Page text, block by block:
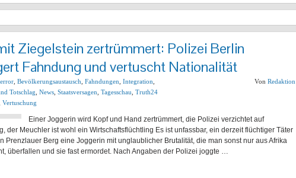
Ziegelstein zertrümmert: Polizei Berlin
Fahndung und vertuscht Nationalität
Bevölkerungsaustausch Fahndungen Integration
Totschlag News Staatsversagen Tagesschau Truth24
Vertuschung
Von Redaktion
Einer Joggerin wird Kopf und Hand zertrümmert, die Polizei verzichtet auf
der Meuchler ist wohl ein Wirtschaftsflüchtling Es ist unfassbar, ein derzeit flüchtiger Täter
Prenzlauer Berg eine Joggerin mit unglaublicher Brutalität, die man sonst nur aus Afrika
überfallen und sie fast ermordet. Nach Angaben der Polizei joggte …